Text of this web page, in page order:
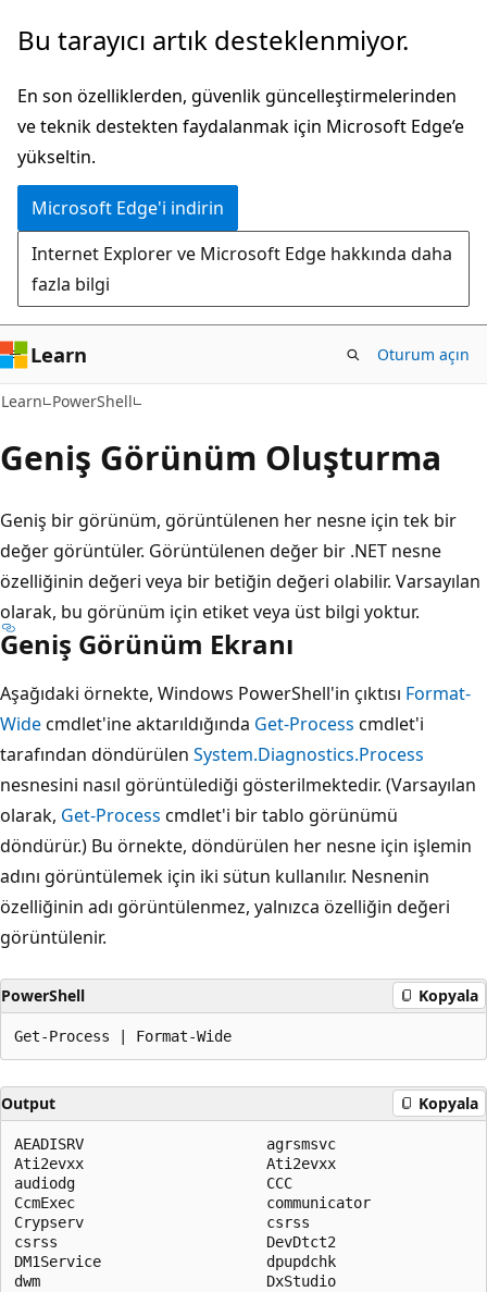
Ana
atla
Bu tarayıcı artık desteklenmiyor.
En son özelliklerden, güvenlik güncelleştirmelerinden
ve teknik destekten faydalanmak için Microsoft Edge’e
yükseltin.
Microsoft Edge'i indirin
Internet Explorer ve Microsoft Edge hakkında daha
fazla bilgi
Learn Oturum açın
Learn PowerShell
Geniş Görünüm Oluşturma
Geniş bir görünüm, görüntülenen her nesne için tek bir
değer görüntüler. Görüntülenen değer bir .NET nesne
özelliğinin değeri veya bir betiğin değeri olabilir. Varsayılan
olarak, bu görünüm için etiket veya üst bilgi yoktur.
Geniş Görünüm Ekranı
Aşağıdaki örnekte, Windows PowerShell'in çıktısı Format-
Widecmdlet'ine aktarıldığında Get-Process cmdlet'i
tarafından döndürülen System.Diagnostics.Process
nesnesini nasıl görüntülediği gösterilmektedir. (Varsayılan
olarak, Get-Process cmdlet'i bir tablo görünümü
döndürür.) Bu örnekte, döndürülen her nesne için işlemin
adını görüntülemek için iki sütun kullanılır. Nesnenin
özelliğinin adı görüntülenmez, yalnızca özelliğin değeri
görüntülenir.
PowerShell Kopyala
Output Kopyala
AEADISRV                     agrsmsvc
Ati2evxx                     Ati2evxx
audiodg                      CCC
CcmExec                      communicator
Crypserv                     csrss
csrss                        DevDtct2
DM1Service                   dpupdchk
dwm                          DxStudio